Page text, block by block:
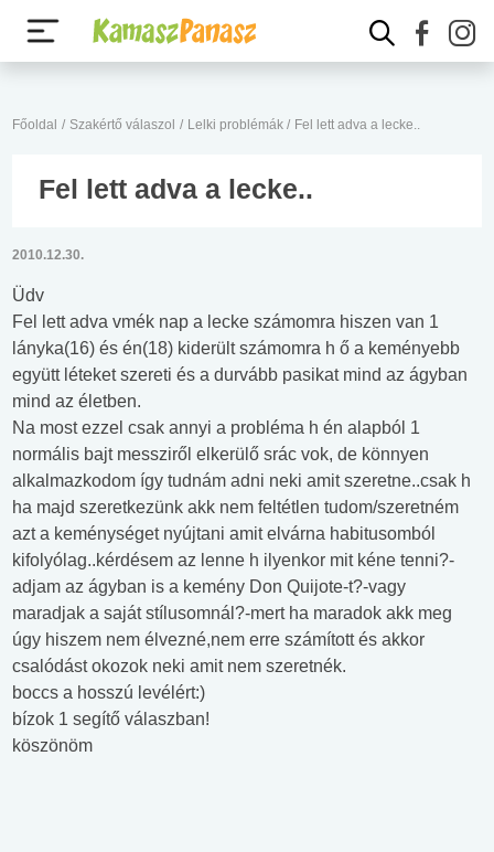
Főoldal / Szakértő válaszol / Lelki problémák / Fel lett adva a lecke..
Fel lett adva a lecke..
2010.12.30.
Üdv
Fel lett adva vmék nap a lecke számomra hiszen van 1
lányka(16) és én(18) kiderült számomra h ő a keményebb
együtt léteket szereti és a durvább pasikat mind az ágyban
mind az életben.
Na most ezzel csak annyi a probléma h én alapból 1
normális bajt messziről elkerülő srác vok, de könnyen
alkalmazkodom így tudnám adni neki amit szeretne..csak h
ha majd szeretkezünk akk nem feltétlen tudom/szeretném
azt a keménységet nyújtani amit elvárna habitusomból
kifolyólag..kérdésem az lenne h ilyenkor mit kéne tenni?-
adjam az ágyban is a kemény Don Quijote-t?-vagy
maradjak a saját stílusomnál?-mert ha maradok akk meg
úgy hiszem nem élvezné,nem erre számított és akkor
csalódást okozok neki amit nem szeretnék.
boccs a hosszú levélért:)
bízok 1 segítő válaszban!
köszönöm